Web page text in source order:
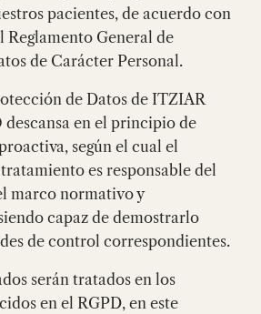
pacientes, de acuerdo con
Reglamento General de
de Carácter Personal.
de Datos de ITZIAR
descansa en el principio de
según el cual el
es responsable del
marco normativo y
capaz de demostrarlo
de control correspondientes.
serán tratados en los
en el RGPD, en este